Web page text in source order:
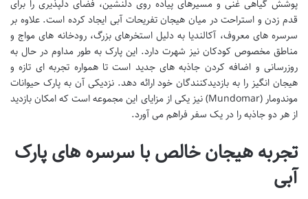
پوشش گیاهی غنی و مسیرهای پیاده روی دلنشین، فضای دلپذیری را برای
قدم زدن و استراحت در میان هیجان تفریحات آبی ایجاد کرده است. علاوه بر
سرسره های معروف، آکالندیا به دلیل استخرهای بزرگ، رودخانه های مواج و
مناطق مخصوص کودکان نیز شهرت دارد. این پارک به طور مداوم در حال به
روزرسانی و اضافه کردن جاذبه های جدید است تا همواره تجربه ای تازه و
هیجان انگیز را به بازدیدکنندگان خود ارائه دهد. نزدیکی آن به پارک حیوانات
موندومار (Mundomar) نیز یکی از مزایای این مجموعه است که امکان بازدید
از هر دو جاذبه را در یک سفر فراهم می آورد.
تجربه هیجان خالص با سرسره های پارک
آبی